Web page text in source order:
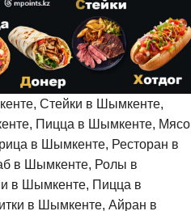
Стейки в Шымкенте,
Пицца в Шымкенте, Мясо
в Шымкенте, Ресторан в
в Шымкенте, Ролы в
в Шымкенте, Пицца в
в Шымкенте, Айран в